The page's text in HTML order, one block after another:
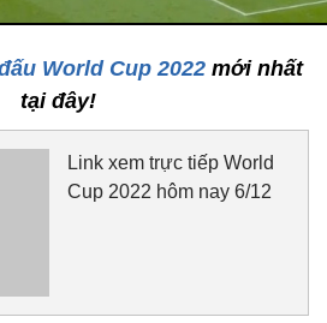
World Cup 2022mới nhất
tại đây!
Link xem trực tiếp World
Cup 2022 hôm nay 6/12